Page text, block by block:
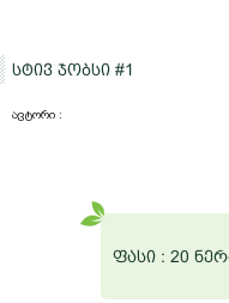
სტივ ჯობსი #1
ავტორი :
ფასი : 20